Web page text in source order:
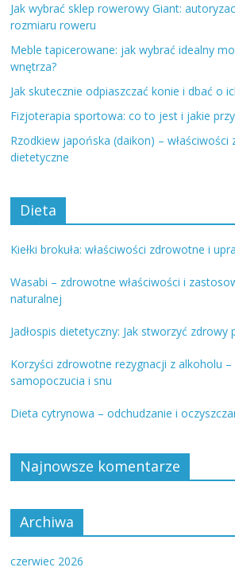
Jak wybrać sklep rowerowy Giant:
rozmiaru roweru
Meble tapicerowane: jak wybrać idealny
wnętrza?
Jak skutecznie odpiaszczać konie i dbać o
Fizjoterapia sportowa: co to jest i jakie
Rzodkiew japońska (daikon) – właściwości
dietetyczne
Dieta
Kiełki brokuła: właściwości zdrowotne i
Wasabi – zdrowotne właściwości i
naturalnej
Jadłospis dietetyczny: Jak stworzyć zdrowy
Korzyści zdrowotne rezygnacji z alkoholu
samopoczucia i snu
Dieta cytrynowa – odchudzanie i
Najnowsze komentarze
Archiwa
czerwiec 2026